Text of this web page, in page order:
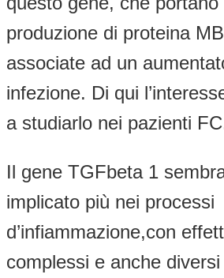
produzione di proteina
associate ad un
infezione. Di qui
a studiarlo nei pazienti
Il gene TGFbeta 1
implicato più nei processi
d’infiammazione,con
complessi e anche